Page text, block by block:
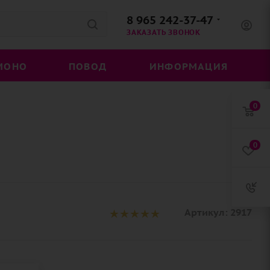
8 965 242-37-47
ЗАКАЗАТЬ ЗВОНОК
ПОВОД ИНФОРМАЦИЯ
0
0